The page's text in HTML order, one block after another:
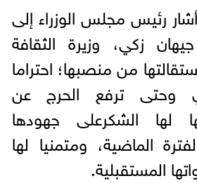
رئيس مجلس الوزراء إلى
زكي، وزيرة الثقافة
من منصبها؛ احتراما
وحتى ترفع الحرج عن
لها الشكرعلى جهودها
الماضية، ومتمنيا لها
المستقبلية.